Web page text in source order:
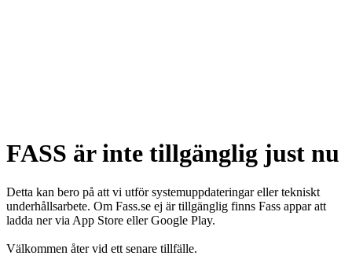
FASS är inte tillgänglig just nu
Detta kan bero på att vi utför systemuppdateringar eller tekniskt
underhållsarbete. Om Fass.se ej är tillgänglig finns Fass appar att
ladda ner via App Store eller Google Play.
Välkommen åter vid ett senare tillfälle.